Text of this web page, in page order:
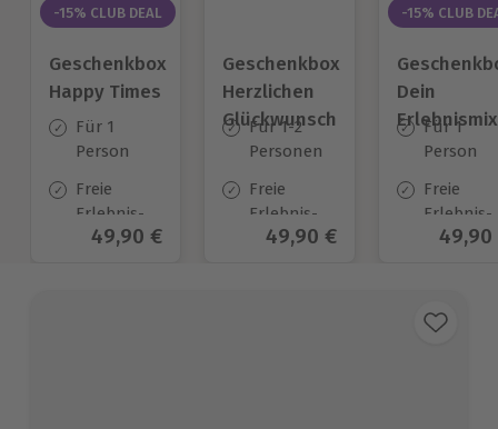
-15% CLUB DEAL
Geschenkbox
Happy Times
Für 1
Person
Freie
Erlebnis-
Auswahl
Aktueller Preis
49,90 €
Geschenkbox
Herzlichen
Glückwunsch
Für 1-2
Personen
Freie
Erlebnis-
Auswahl
Aktueller Preis
49,90 €
-15% CLUB
Dein
Erlebnismix
Für 1
Person
Freie
Erlebnis-
Auswahl
49,90